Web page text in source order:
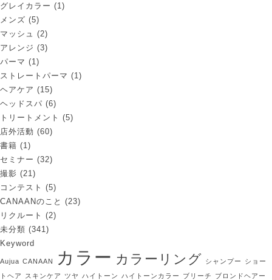
グレイカラー (1)
メンズ (5)
マッシュ
(2)
アレンジ (3)
パーマ (1)
ストレートパーマ (1)
ヘアケア (15)
ヘッドスパ (6)
トリートメント (5)
店外活動 (60)
書籍 (1)
セミナー (32)
撮影 (21)
コンテスト (5)
CANAANのこと (23)
リクルート (2)
未分類 (341)
Keyword
Aujua CANAAN カラー カラーリング シャンプー
ショー
トヘア
スキンケア ツヤ ハイトーン ハイトーンカラー ブリーチ ブロンドヘアー